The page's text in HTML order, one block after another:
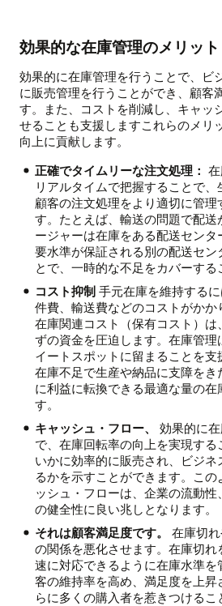
効果的な在庫管理のメリット
効果的に在庫管理を行うことで、ビ
に販売管理を行うことができ、顧客
す。また、コストを削減し、キャッ
せることも支援しますこれらのメリ
向上に貢献します。
正確でタイムリーな注文処理：
リアルタイムで把握することで
顧客の注文処理をより適切に管理
す。たとえば、輸送の問題で配送
ージャーは在庫をある配送セン
要水準が保証される別の配送セン
とで、一時的な不足をカバーする
コスト抑制手元在庫を維持する
件費、輸送費などのコストがかか
在庫関連コスト（保有コスト）は
ずの資金を圧迫します。在庫管理
イートスポットに留まることを支
在庫不足で生産や納品に支障をき
に利益に転換できる最適な量の
す。
キャッシュ・フロー、
効果的に
で、在庫回転率の向上を実現す
いかに効率的に販売され、ビジネ
るかを示すことができます。この
ッシュ・フローは、企業の流動
の健全性に良い兆しとなります。
それは顧客満足度です。
在庫切
の関係を悪化させます。在庫切れ
速に対応できるように在庫水準
客の維持率を高め、満足度を上昇
らに多くの購入者を惹きつけるこ